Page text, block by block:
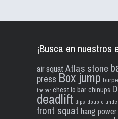
¡Busca en nuestros
air squat Atlas stone
press Box jump
the bar chest to bar chinups
deadlift dips double
front squat hang power